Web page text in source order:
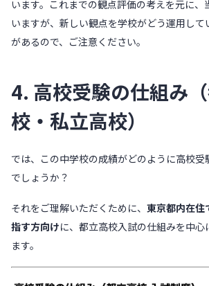
います。これまでの観点評価の考えを元に、
いますが、新しい観点を学校がどう運用して
があるので、ご注意ください。
4. 高校受験の仕組み
校・私立高校）
では、この中学校の成績がどのように高校受
でしょうか？
それをご理解いただくために、 東京都内在住
指す方向けに、都立高校入試の仕組みを中
ます。